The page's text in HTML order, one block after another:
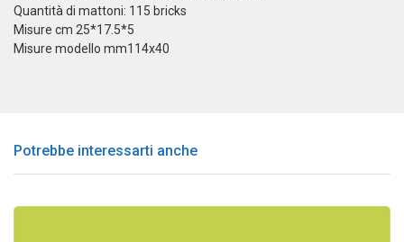
Quantità di mattoni: 115 bricks
Misure cm 25*17.5*5
Misure modello mm114x40
Potrebbe interessarti anche